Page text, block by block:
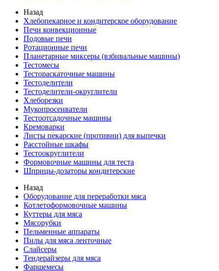
Назад
Хлебопекарное и кондитерское оборудование
Печи конвекционные
Подовые печи
Ротационные печи
Планетарные миксеры (взбивальные машины)
Тестомесы
Тестораскаточные машины
Тестоделители
Тестоделители-округлители
Хлеборезки
Мукопросеиватели
Тестоотсадочные машины
Кремоварки
Листы пекарские (противни) для выпечки
Расстойные шкафы
Тестоокруглители
Формовочные машины для теста
Шприцы-дозаторы кондитерские
Назад
Оборудование для переработки мяса
Котлетоформовочные машины
Куттеры для мяса
Мясорубки
Пельменные аппараты
Пилы для мяса ленточные
Слайсеры
Тендерайзеры для мяса
Фаршемесы